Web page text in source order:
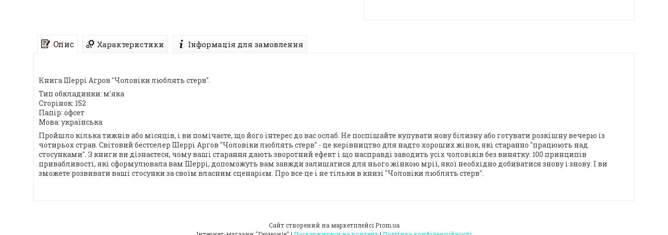
Опис Характеристики Інформація для замовлення
Книга Шеррі Агров "Чоловіки люблять стерв".
Тип обкладинки: м'яка
Сторінок: 152
Папір: офсет
Мова: українська
Пройшло кілька тижнів або місяців, і ви помічаєте, що його інтерес до вас ослаб. Не поспішайте купувати нову білизну або готувати розкішну вечерю із
чотирьох страв. Світовий бестселер Шеррі Аргов "Чоловіки люблять стерв" - це керівництво для надто хороших жінок, які старанно "працюють над
стосунками". З книги ви дізнаєтеся, чому ваші старання дають зворотний ефект і що насправді заводить усіх чоловіків без винятку. 100 принципів
привабливості, які сформулювала вам Шеррі, допоможуть вам завжди залишатися для нього жінкою мрії, якої необхідно добиватися знову і знову. І ви
зможете розвивати ваші стосунки за своїм власним сценарієм. Про все це і не тільки в книзі "Чоловіки люблять стерв".
Сайт створений на маркетплейсі Prom.ua